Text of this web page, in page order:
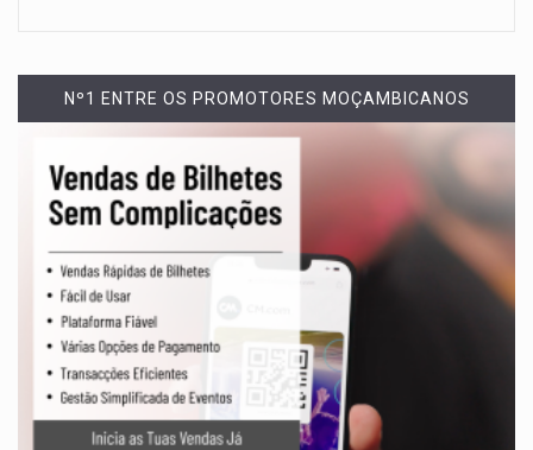
Nº1 ENTRE OS PROMOTORES MOÇAMBICANOS